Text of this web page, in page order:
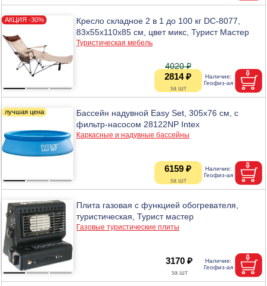
Кресло складное 2 в 1 до 100 кг DC-8077,
83х55х110х85 см, цвет микс, Турист Мастер
Туристическая мебель
2814 ₽
4020 ₽
Бассейн надувной Easy Set, 305х76 см, с
фильтр-насосом 28122NP Intex
Каркасные и надувные бассейны
6159 ₽
Плита газовая с функцией обогревателя,
туристическая, Турист мастер
Газовые туристические плиты
3170 ₽